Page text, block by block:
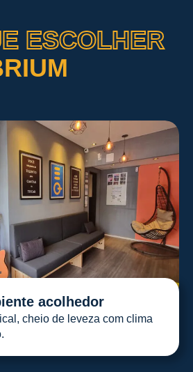
ESCOLHER
acolhedor
cheio de leveza com clima